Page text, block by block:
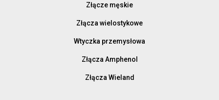
Złącze męskie
Złącza wielostykowe
Wtyczka przemysłowa
Złącza Amphenol
Złącza Wieland